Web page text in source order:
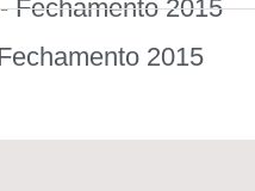
Fechamento 2015
2015